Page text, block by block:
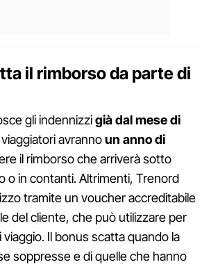
il rimborso da parte di
gli indennizzigià dal mese di
viaggiatori avrannoun anno di
il rimborso che arriverà sotto
o in contanti. Altrimenti, Trenord
tramite un voucher accreditabile
del cliente, che può utilizzare per
Il bonus scatta quando la
soppresse e di quelle che hanno